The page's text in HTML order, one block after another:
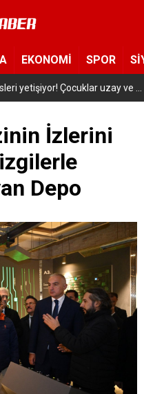
EKONOMİ SPOR
Çocuklar uzay ve havacılığa adım attı
İzlerini
Depo